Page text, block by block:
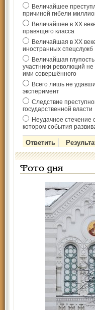
Величайшее
причиной гибели
Величайшее в ХХ
правящего класса
Величайшая в ХХ
иностранных спецслужб
Величайшая
участники революций
ими совершённого
Всего лишь не
эксперимент
Следствие
государственной власти
Неудачное стечение
котором события
Фото дня